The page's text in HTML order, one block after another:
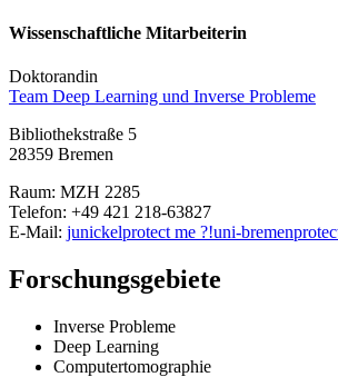
Wissenschaftliche Mitarbeiterin
Doktorandin
Team Deep Learning und Inverse Probleme
Bibliothekstraße 5
28359 Bremen
Raum: MZH 2285
Telefon: +49 421 218-63827
E-Mail: junickelprotect me ?!uni-bremen
Forschungsgebiete
Inverse Probleme
Deep Learning
Computertomographie